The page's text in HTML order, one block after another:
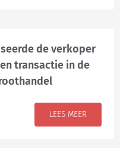
de verkoper
transactie in de
LEES MEER